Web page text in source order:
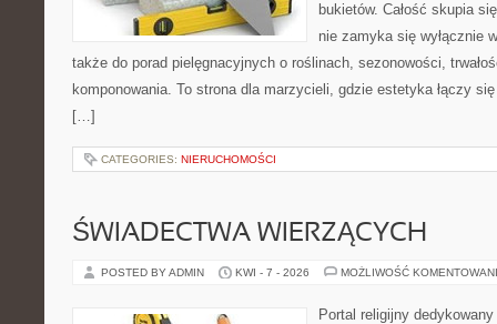
bukietów. Całość skupia
nie zamyka się wyłącznie
także do porad pielęgnacyjnych o roślinach, sezonowości,
komponowania. To strona dla marzycieli, gdzie estetyka łączy
[…]
CATEGORIES: NIERUCHOMOŚCI
ŚWIADECTWA WIERZĄCYCH
POSTED BY ADMIN KWI - 7 - 2026 MOŻLIWOŚĆ
Portal religijny